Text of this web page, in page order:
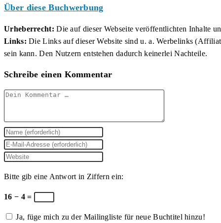
Über diese Buchwerbung
Urheberrecht: Die auf dieser Webseite veröffentlichten Inhalte
Links: Die Links auf dieser Website sind u. a. Werbelinks
sein kann. Den Nutzern entstehen dadurch keinerlei Nachteile.
Schreibe einen Kommentar
Kommentar
Gib
deinen
Namen
Benutzernamen
zum
Kommentieren
ein
Gib
deine
Mail-
Adresse
Kommentieren
Gib
Website-
URL
(optional)
Bitte gib eine Antwort in Ziffern ein:
16 − 4 =
Ja, füge mich zu der Mailingliste für neue Buchtitel hinzu!